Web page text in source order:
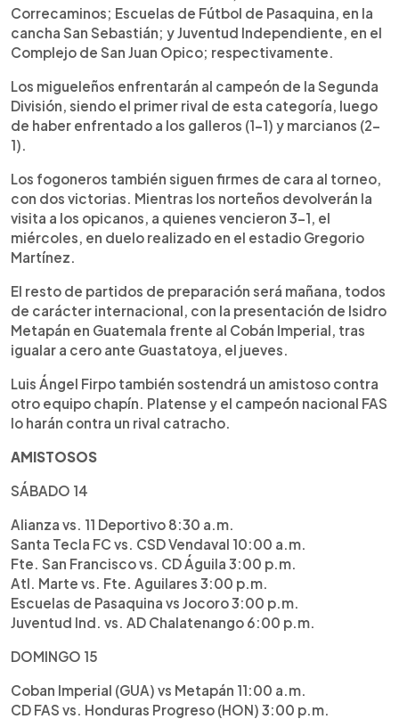
Correcaminos; Escuelas de Fútbol de Pasaquina, en la
cancha San Sebastián; y Juventud Independiente, en el
Complejo de San Juan Opico; respectivamente.
Los migueleños enfrentarán al campeón de la Segunda
División, siendo el primer rival de esta categoría, luego
de haber enfrentado a los galleros (1-1) y marcianos (2-
1).
Los fogoneros también siguen firmes de cara al torneo,
con dos victorias. Mientras los norteños devolverán la
visita a los opicanos, a quienes vencieron 3-1, el
miércoles, en duelo realizado en el estadio Gregorio
Martínez.
El resto de partidos de preparación será mañana, todos
de carácter internacional, con la presentación de Isidro
Metapán en Guatemala frente al Cobán Imperial, tras
igualar a cero ante Guastatoya, el jueves.
Luis Ángel Firpo también sostendrá un amistoso contra
otro equipo chapín. Platense y el campeón nacional FAS
lo harán contra un rival catracho.
AMISTOSOS
SÁBADO 14
Alianza vs. 11 Deportivo 8:30 a.m.
Santa Tecla FC vs. CSD Vendaval 10:00 a.m.
Fte. San Francisco vs. CD Águila 3:00 p.m.
Atl. Marte vs. Fte. Aguilares 3:00 p.m.
Escuelas de Pasaquina vs Jocoro 3:00 p.m.
Juventud Ind. vs. AD Chalatenango 6:00 p.m.
DOMINGO 15
Coban Imperial (GUA) vs Metapán 11:00 a.m.
CD FAS vs. Honduras Progreso (HON) 3:00 p.m.